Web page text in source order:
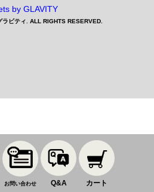
お問い合わせ Q&A カート
by GLAVITY
ラビティ . ALL RIGHTS RESERVED.